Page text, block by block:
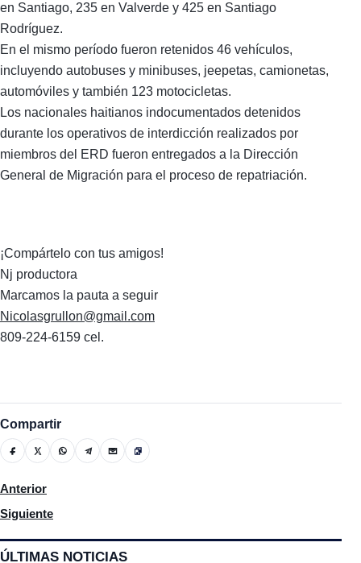
ÚLTIMAS NOTICIAS
en Santiago, 235 en Valverde y 425 en Santiago
Rodríguez.
En el mismo período fueron retenidos 46 vehículos,
incluyendo autobuses y minibuses, jeepetas, camionetas,
automóviles y también 123 motocicletas.
Los nacionales haitianos indocumentados detenidos
durante los operativos de interdicción realizados por
miembros del ERD fueron entregados a la Dirección
General de Migración para el proceso de repatriación.
¡Compártelo con tus amigos!
Nj productora
Marcamos la pauta a seguir
Nicolasgrullon@gmail.com
809-224-6159 cel.
Compartir
Artículo anterior: Ordenan inventario general de bienes del
Anterior
Artículo siguiente: El PLD propone medidas en favor de la
Siguiente